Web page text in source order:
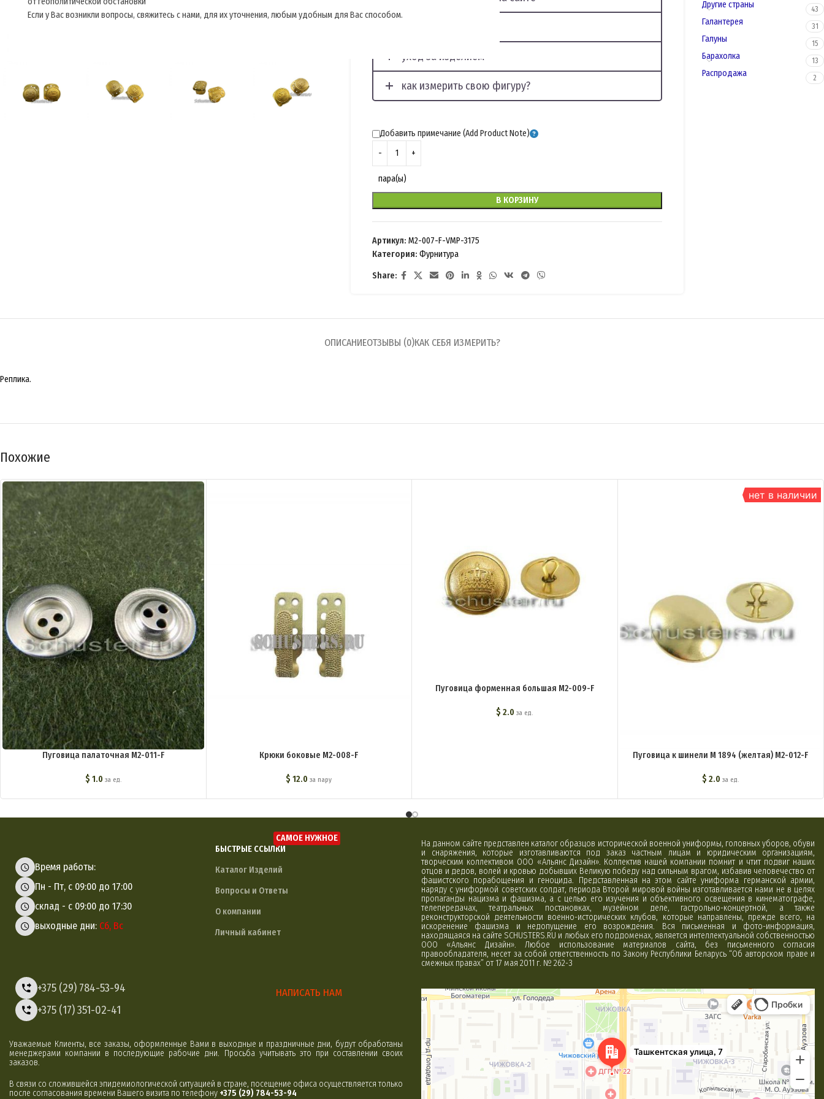
Если у Вас возникли вопросы, свяжитесь с нами, для их уточнения, любым удобным для Вас способом.
уход за изделием
как измерить свою фигуру?
Добавить примечание (Add Product Note)
пара(ы)
В КОРЗИНУ
Артикул:M2-007-F-VMP-3175
Категория: Фурнитура
Share:
Другие страны 43
Галантерея 31
Галуны 15
Барахолка 13
Распродажа 2
ОПИСАНИЕОТЗЫВЫ (0)КАК СЕБЯ ИЗМЕРИТЬ?
Реплика.
Похожие
Пуговица палаточная M2-011-F
$ 1.0 за ед.
Крюки боковые M2-008-F
$ 12.0 за пару
Пуговица форменная большая M2-009-F
$ 2.0 за ед.
нет в наличии
Пуговица к шинели М 1894 (желтая) M2-012-F
$ 2.0 за ед.
Время работы:
Пн - Пт, с 09:00 до 17:00
склад - с 09:00 до 17:30
выходные дни: Сб, Вс
+375 (29) 784-53-94
+375 (17) 351-02-41
БЫСТРЫЕ ССЫЛКИ
САМОЕ НУЖНОЕ
Каталог Изделий
Вопросы и Ответы
О компании
Личный кабинет
НАПИСАТЬ НАМ
Уважаемые Клиенты, все заказы, оформленные Вами в выходные и праздничные дни, будут обработаны
менеджерами компании в последующие рабочие дни. Просьба учитывать это при составлении своих
заказов.
В связи со сложившейся эпидемиологической ситуацией в стране, посещение офиса осуществляется только
после согласования времени Вашего визита по телефону +375 (29) 784-53-94
На данном сайте представлен каталог образцов исторической военной униформы, головных уборов, обуви
и снаряжения, которые изготавливаются под заказ частным лицам и юридическим организациям,
творческим коллективом ООО «Альянс Дизайн». Коллектив нашей компании помнит и чтит подвиг наших
отцов и дедов, волей и кровью добывших Великую победу над сильным врагом, избавив человечество от
фашистского порабощения и геноцида. Представленная на этом сайте униформа германской армии,
наряду с униформой советских солдат, периода Второй мировой войны изготавливается нами не в целях
пропаганды нацизма и фашизма, а с целью его изучения и объективного освещения в кинематографе,
телепередачах, театральных постановках, музейном деле, гастрольно-концертной, а также
реконструкторской деятельности военно-исторических клубов, которые направлены, прежде всего, на
искоренение фашизма и недопущение его возрождения. Вся письменная и фото-информация,
находящаяся на сайте SCHUSTERS.RU и любых его поддоменах, является интеллектуальной собственностью
ООО «Альянс Дизайн». Любое использование материалов сайта, без письменного согласия
правообладателя, несет за собой ответственность по Закону Республики Беларусь “Об авторском праве и
смежных правах” от 17 мая 2011 г. № 262-З
Минск
Яндекс Карты